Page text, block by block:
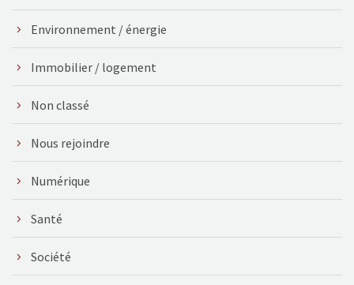
Environnement / énergie
Immobilier / logement
Non classé
Nous rejoindre
Numérique
Santé
Société